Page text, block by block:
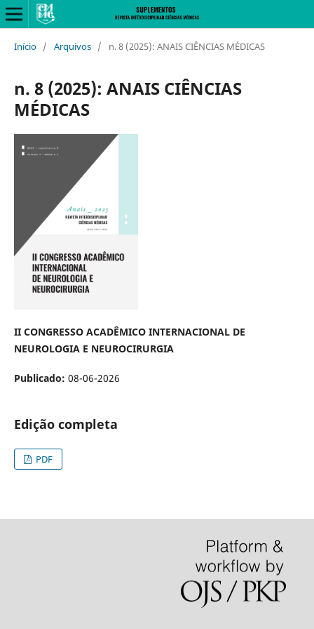
Início / Arquivos / n. 8 (2025): ANAIS CIÊNCIAS MÉDICAS
n. 8 (2025): ANAIS CIÊNCIAS
MÉDICAS
II CONGRESSO ACADÊMICO INTERNACIONAL DE
NEUROLOGIA E NEUROCIRURGIA
Publicado: 08-06-2026
Edição completa
PDF